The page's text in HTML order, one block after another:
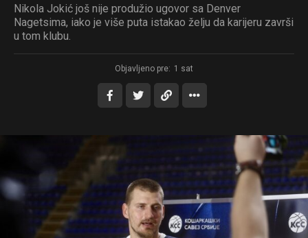
Nikola Jokić još nije produžio ugovor sa Denver
Nagetsima, iako je više puta istakao želju da karijeru završi
u tom klubu.
Objavljeno pre: 1 sat